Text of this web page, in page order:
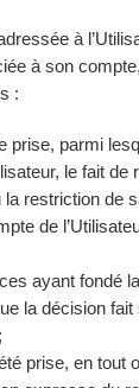
à
à son
:
prise, parmi
le fait
restriction de
de
ayant fondé
la décision
prise, en tout